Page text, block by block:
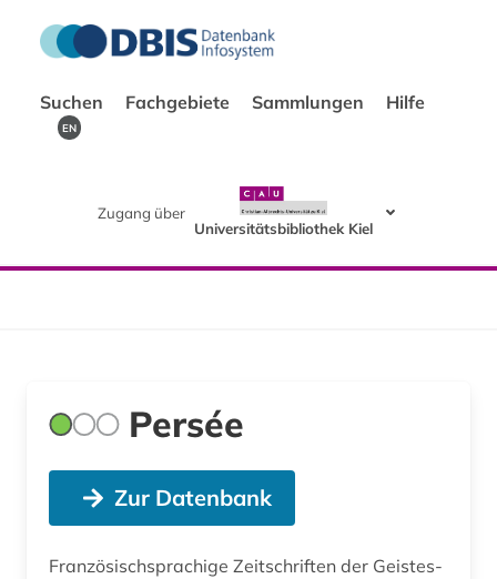
Suchen Fachgebiete Sammlungen Hilfe
EN
Zugang über
Universitätsbibliothek Kiel
Persée
Zur Datenbank
Französischsprachige Zeitschriften der Geistes-